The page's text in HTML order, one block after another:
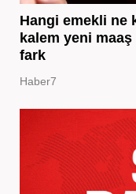
Hangi emekli ne
kalem yeni
fark
Haber7